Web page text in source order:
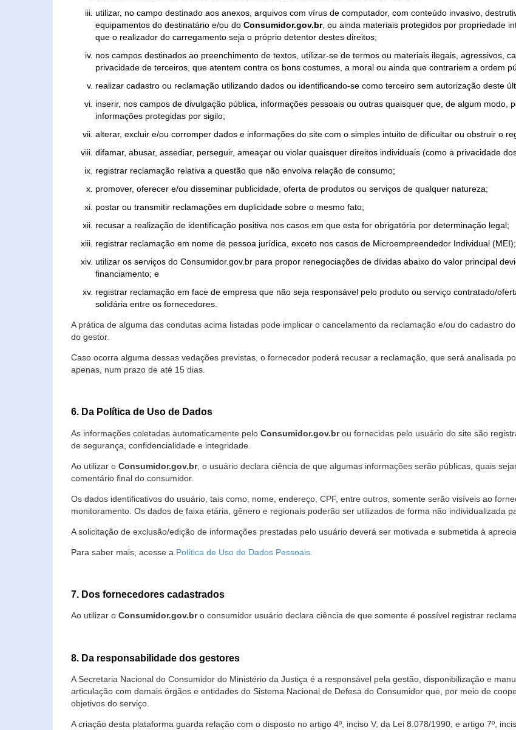
utilizar, no campo destinado aos anexos, arquivos com vírus de computador, com conteúdo invasivo,
equipamentos do destinatário e/ou do Consumidor.gov.br, ou ainda materiais protegidos por propriedade
que o realizador do carregamento seja o próprio detentor destes direitos;
nos campos destinados ao preenchimento de textos, utilizar-se de termos ou materiais ilegais, agressivos,
privacidade de terceiros, que atentem contra os bons costumes, a moral ou ainda que contrariem a ordem
realizar cadastro ou reclamação utilizando dados ou identificando-se como terceiro sem autorização deste
inserir, nos campos de divulgação pública, informações pessoais ou outras quaisquer que, de algum modo,
informações protegidas por sigilo;
alterar, excluir e/ou corromper dados e informações do site com o simples intuito de dificultar ou obstruir o
difamar, abusar, assediar, perseguir, ameaçar ou violar quaisquer direitos individuais (como a privacidade
registrar reclamação relativa a questão que não envolva relação de consumo;
promover, oferecer e/ou disseminar publicidade, oferta de produtos ou serviços de qualquer natureza;
postar ou transmitir reclamações em duplicidade sobre o mesmo fato;
recusar a realização de identificação positiva nos casos em que esta for obrigatória por determinação legal;
registrar reclamação em nome de pessoa jurídica, exceto nos casos de Microempreendedor Individual (MEI);
utilizar os serviços do Consumidor.gov.br para propor renegociações de dívidas abaixo do valor principal
financiamento; e
registrar reclamação em face de empresa que não seja responsável pelo produto ou serviço contratado/
solidária entre os fornecedores.
A prática de alguma das condutas acima listadas pode implicar o cancelamento da reclamação e/ou do cadastro
do gestor.
Caso ocorra alguma dessas vedações previstas, o fornecedor poderá recusar a reclamação, que será analisada
apenas, num prazo de até 15 dias.
6. Da Política de Uso de Dados
As informações coletadas automaticamente pelo Consumidor.gov.brou fornecidas pelo usuário do site são
de segurança, confidencialidade e integridade.
Ao utilizar o Consumidor.gov.br, o usuário declara ciência de que algumas informações serão públicas, quais
comentário final do consumidor.
Os dados identificativos do usuário, tais como, nome, endereço, CPF, entre outros, somente serão visíveis ao
monitoramento. Os dados de faixa etária, gênero e regionais poderão ser utilizados de forma não individualizada
A solicitação de exclusão/edição de informações prestadas pelo usuário deverá ser motivada e submetida à
Para saber mais, acesse a Política de Uso de Dados Pessoais.
7. Dos fornecedores cadastrados
Ao utilizar o Consumidor.gov.bro consumidor usuário declara ciência de que somente é possível registrar
8. Da responsabilidade dos gestores
A Secretaria Nacional do Consumidor do Ministério da Justiça é a responsável pela gestão, disponibilização e
articulação com demais órgãos e entidades do Sistema Nacional de Defesa do Consumidor que, por meio de
objetivos do serviço.
A criação desta plataforma guarda relação com o disposto no artigo 4º, inciso V, da Lei 8.078/1990, e artigo 7º,